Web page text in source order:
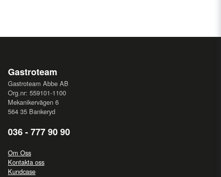
Gastroteam
Gastroteam Abbe AB
Org.nr: 559101-1100
Mekanikervägen 6
564 35 Bankeryd
036 - 777 90 90
Om Oss
Kontakta oss
Kundcase